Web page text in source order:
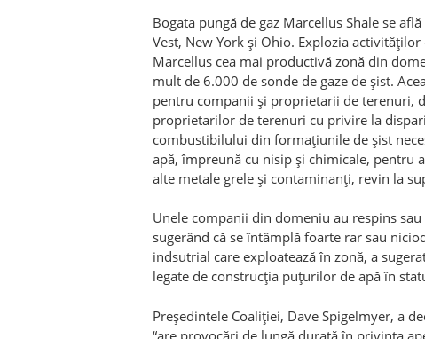
Bogata pungă de gaz Marcellus Shale se
Vest, New York și Ohio. Explozia
Marcellus cea mai productivă zonă din
mult de 6.000 de sonde de gaze de șist.
pentru companii și proprietarii de terenuri,
proprietarilor de terenuri cu privire la
combustibilului din formațiunile de șist
apă, împreună cu nisip și chimicale, pentru
alte metale grele și contaminanți, revin la
Unele companii din domeniu au respins
sugerând că se întâmplă foarte rar sau
indsutrial care exploatează în zonă, a
legate de construcția puțurilor de apă în
Președintele Coaliției, Dave Spigelmyer, a
“are provocări de lungă durată în privința